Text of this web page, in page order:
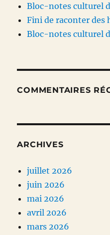
Bloc-notes culturel
Fini de raconter des
Bloc-notes culturel
COMMENTAIRES
ARCHIVES
juillet 2026
juin 2026
mai 2026
avril 2026
mars 2026